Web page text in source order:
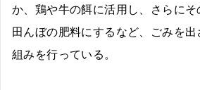
か、鶏や牛の餌に活用し、さらに
田んぼの肥料にするなど、ごみを
組みを行っている。